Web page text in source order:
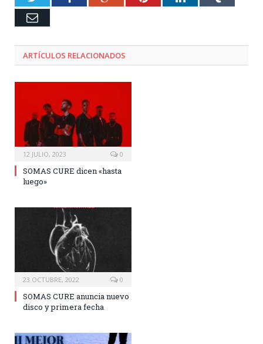
Email
ARTÍCULOS RELACIONADOS
12 JULIO, 2023 0
SOMAS CURE dicen «hasta
luego»
23 OCTUBRE, 2022 0
SOMAS CURE anuncia nuevo
disco y primera fecha